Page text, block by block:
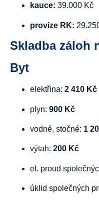
kauce: 39.000 Kč
provize RK:
Skladba záloh
Byt
elektřina: 2 410 Kč
plyn: 900 Kč
vodné, stočné: 1
výtah: 200 Kč
el. proud
úklid společných